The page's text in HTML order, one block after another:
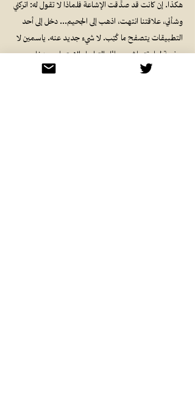
هكذا. إن كانت قد صدَّقت الإشاعة فلماذا لا تقول له: اتركني
وشأني، علاقتنا انتهت، اذهب إلى الجحيم... دخل إلى أحد
التطبيقات يتصفح ما كُتِب. لا شيء جديد عنه. ياسمين لا
صفحة لها. تتحاشى وسائل التواصل الاجتماعي. دخل
صفحات صديقاتها، لا جديد كذلك. فكر أن يذهب إلى مقر